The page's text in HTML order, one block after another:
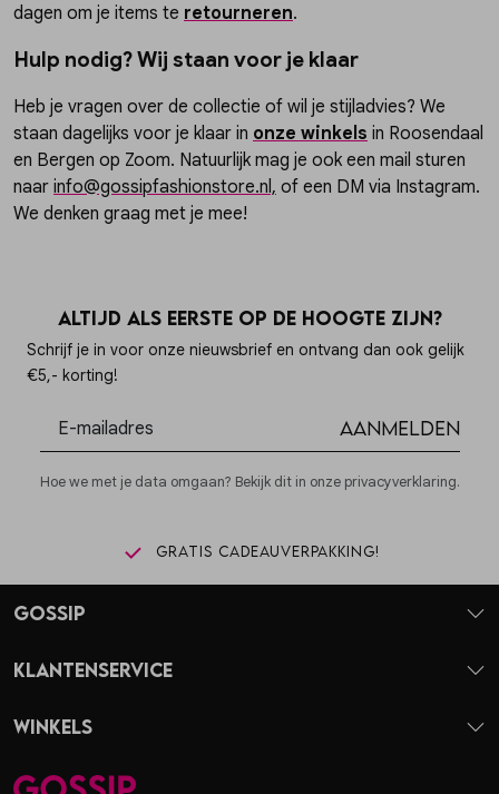
dagen om je items te retourneren.
Hulp nodig? Wij staan voor je klaar
Heb je vragen over de collectie of wil je stijladvies? We
staan dagelijks voor je klaar in onze winkels in Roosendaal
en Bergen op Zoom. Natuurlijk mag je ook een mail sturen
naar info@gossipfashionstore.nl, of een DM via Instagram.
We denken graag met je mee!
Altijd als eerste op de hoogte zijn?
Schrijf je in voor onze nieuwsbrief en ontvang dan ook gelijk
€5,- korting!
Aanmelden
Hoe we met je data omgaan? Bekijk dit in onze privacyverklaring.
Gratis cadeauverpakking!
Gossip
Klantenservice
Winkels